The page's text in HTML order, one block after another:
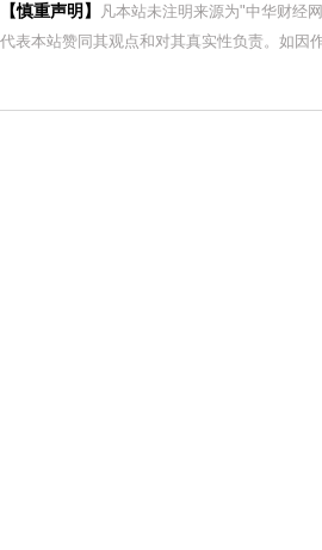
【慎重声明】
凡本站未注明来源为"中华财经
代表本站赞同其观点和对其真实性负责。如因